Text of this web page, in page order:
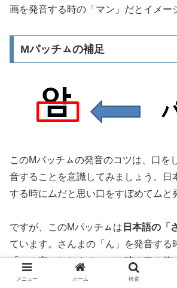
画を発音する時の「マン」だとイメー
Mパッチㇺの補足
このMパッチㇺの発音のコツは、口を
音することを意識してみましょう。日
する時にムだと思い口をすぼめてムと
ですが、このMパッチㇺは 日本語の「
ています。さんまの「ん」を発音する
「への字」にします。この時の口の使
応用できます。
メニュー ホーム 検索